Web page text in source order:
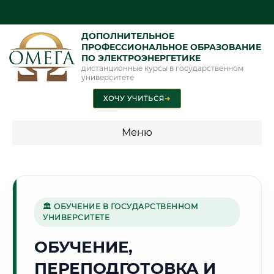
ДОПОЛНИТЕЛЬНОЕ
ПРОФЕССИОНАЛЬНОЕ ОБРАЗОВАНИЕ
ПО ЭЛЕКТРОЭНЕРГЕТИКЕ
дистанционные курсы в государственном
университете
ХОЧУ УЧИТЬСЯ➜
Меню
🛢️
Г. НИЖНЕВАРТОВСК
🏛 ОБУЧЕНИЕ В ГОСУДАРСТВЕННОМ
УНИВЕРСИТЕТЕ
ОБУЧЕНИЕ,
ПЕРЕПОДГОТОВКА И